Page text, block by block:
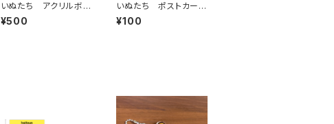
いぬたち アクリルボ
ールチェーン（トイプー
ドル）
¥500
いぬたち ポストカード
（おひるね）
¥100